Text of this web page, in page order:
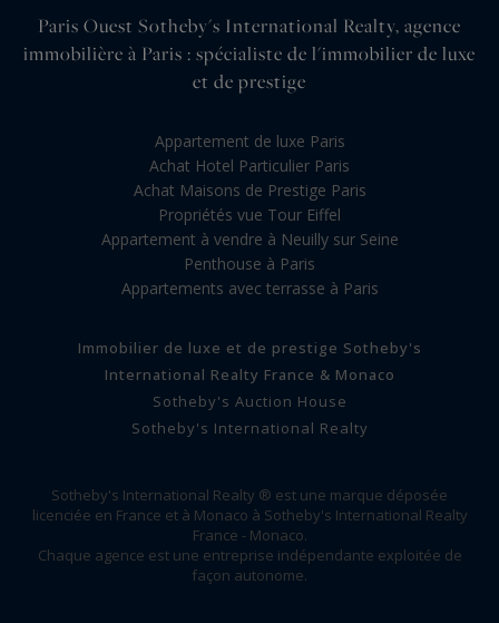
Paris Ouest Sotheby's International Realty, agence
immobilière à Paris : spécialiste de l'immobilier de luxe
et de prestige
Appartement de luxe Paris
Achat Hotel Particulier Paris
Achat Maisons de Prestige Paris
Propriétés vue Tour Eiffel
Appartement à vendre à Neuilly sur Seine
Penthouse à Paris
Appartements avec terrasse à Paris
Immobilier de luxe et de prestige Sotheby's
International Realty France & Monaco
Sotheby's Auction House
Sotheby's International Realty
Sotheby's International Realty ® est une marque déposée
licenciée en France et à Monaco à Sotheby's International Realty
France - Monaco.
Chaque agence est une entreprise indépendante exploitée de
façon autonome.